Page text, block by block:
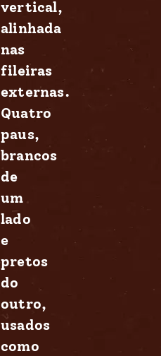
vertical,
alinhada
nas
fileiras
externas.
Quatro
paus,
brancos
de
um
lado
e
pretos
do
outro,
usados
como